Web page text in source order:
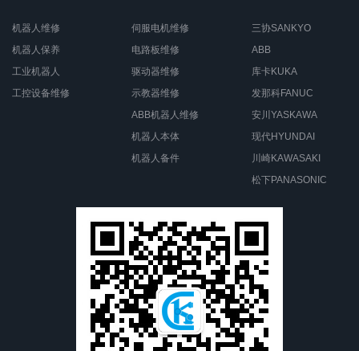
机器人维修
机器人保养
工业机器人
工控设备维修
伺服电机维修
电路板维修
驱动器维修
示教器维修
ABB机器人维修
机器人本体
机器人备件
三协SANKYO
ABB
库卡KUKA
发那科FANUC
安川YASKAWA
现代HYUNDAI
川崎KAWASAKI
松下PANASONIC